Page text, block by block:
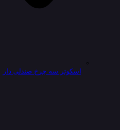
اسکوتر سه چرخ صندلی دار